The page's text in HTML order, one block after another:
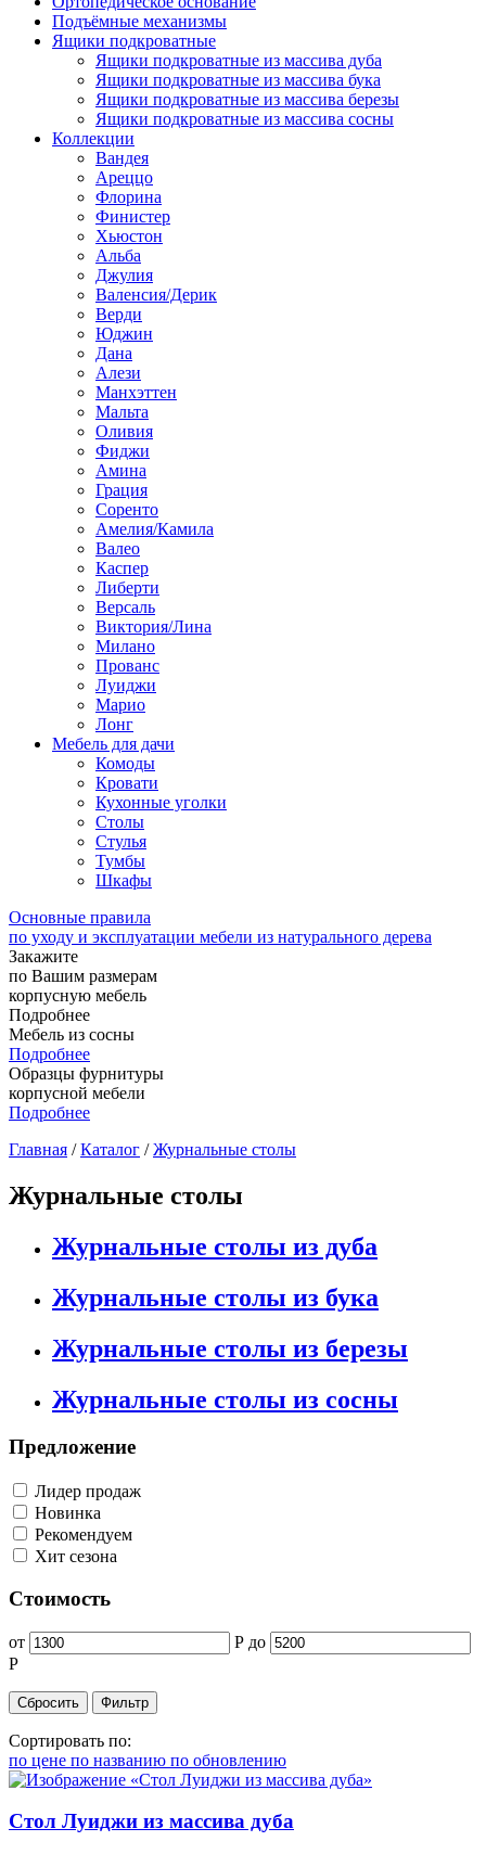
Подъёмные механизмы
Ящики подкроватные
Ящики подкроватные из массива дуба
Ящики подкроватные из массива бука
Ящики подкроватные из массива березы
Ящики подкроватные из массива сосны
Коллекции
Вандея
Ареццо
Флорина
Финистер
Хьюстон
Альба
Джулия
Валенсия/Дерик
Верди
Юджин
Дана
Алези
Манхэттен
Мальта
Оливия
Фиджи
Амина
Грация
Соренто
Амелия/Камила
Валео
Каспер
Либерти
Версаль
Виктория/Лина
Милано
Прованс
Луиджи
Марио
Лонг
Мебель для дачи
Комоды
Кровати
Кухонные уголки
Столы
Стулья
Тумбы
Шкафы
Основные правила
по уходу и эксплуатации мебели из натурального дерева
Закажите
по Вашим размерам
корпусную мебель
Подробнее
Мебель из сосны
Подробнее
Образцы фурнитуры
корпусной мебели
Подробнее
Главная /Каталог /Журнальные столы
Журнальные столы
Журнальные столы из дуба
Журнальные столы из бука
Журнальные столы из березы
Журнальные столы из сосны
Предложение
Лидер продаж
Новинка
Рекомендуем
Хит сезона
Стоимость
от Р до
Р
Сортировать по:
по цене по названию по обновлению
Стол Луиджи из массива дуба